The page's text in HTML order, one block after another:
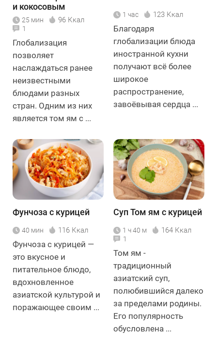
и кокосовым
молоком
25 мин 96 Ккал
1
Глобализация
позволяет
наслаждаться ранее
неизвестными
блюдами разных
стран. Одним из них
является том ям с ...
1 час 123 Ккал
Благодаря
глобализации блюда
иностранной кухни
получают всё более
широкое
распространение,
завоёвывая сердца ...
Фунчоза с курицей
40 мин 116 Ккал
Фунчоза с курицей —
это вкусное и
питательное блюдо,
вдохновленное
азиатской культурой и
поражающее своим ...
Суп Том ям с курицей
1 ч 40 м 164 Ккал
1
Том ям -
традиционный
азиатский суп,
полюбившийся далеко
за пределами родины.
Его популярность
обусловлена ...